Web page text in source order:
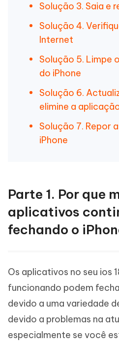
Solução 3. Saia e
Solução 4.
Internet
Solução 5. Limpe
do iPhone
Solução 6.
elimine a
Solução 7. Repor
iPhone
Parte 1. Por que
aplicativos
fechando o
Os aplicativos no seu ios
funcionando podem
devido a uma variedade
devido a problemas na
especialmente se você